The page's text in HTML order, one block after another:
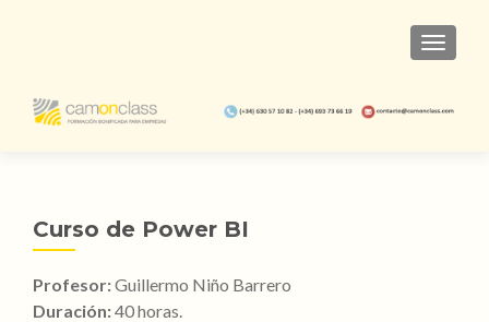
Curso de Power BI
Profesor:Guillermo Niño Barrero
Duración:40 horas.